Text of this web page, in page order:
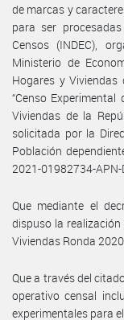
de marcas y
para ser
Censos (INDEC),
Ministerio de
Hogares y Viviendas
“Censo
Viviendas de la
solicitada por la
Población
2021-01982734-APN-
Que mediante el
dispuso la realización
Viviendas Ronda
Que a través del
operativo censal
experimentales para